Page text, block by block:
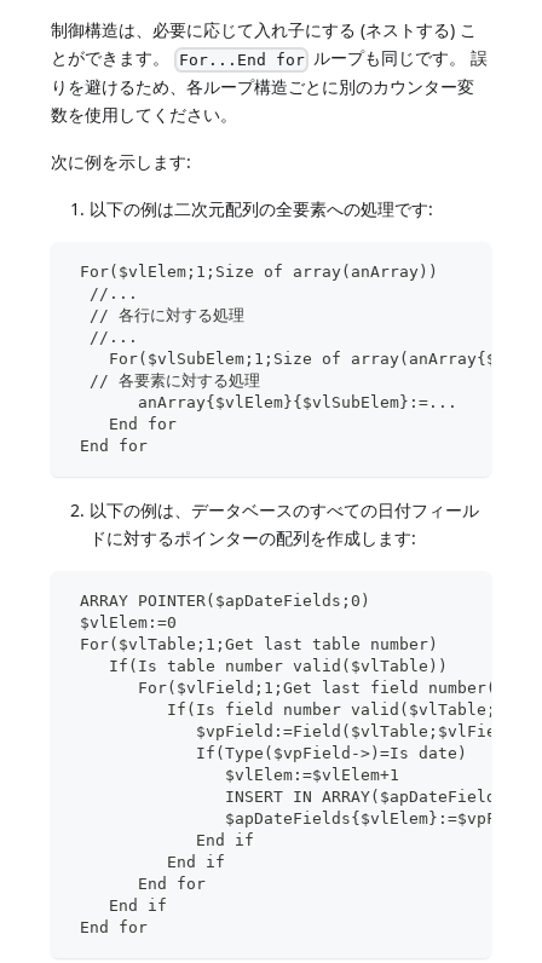
制御構造は、必要に応じて入れ子にする (ネストする) こ
とができます。 For...End for ループも同じです。 誤
りを避けるため、各ループ構造ごとに別のカウンター変
数を使用してください。
次に例を示します:
以下の例は二次元配列の全要素への処理です:
For($vlElem;1;Size of array(anArray))
  //...
  // 各行に対する処理
  //...
For($vlSubElem;1;Size of
  // 各要素に対する処理
       anArray{$vlElem}{$vlSubElem}:=...
    End for
End for
以下の例は、データベースのすべての日付フィール
ドに対するポインターの配列を作成します:
ARRAY POINTER($apDateFields;0)
$vlElem:=0
For($vlTable;1;Get last table number)
    If(Is table number valid($vlTable))
For($vlField;1;Get last field
If(Is field number
             $vpField:=Field($vlTable;$vlField)
             If(Type($vpField->)=Is date)
                $vlElem:=$vlElem+1
INSERT IN
                $apDateFields{$vlElem}:=$vpField
             End if
          End if
       End for
    End if
End for